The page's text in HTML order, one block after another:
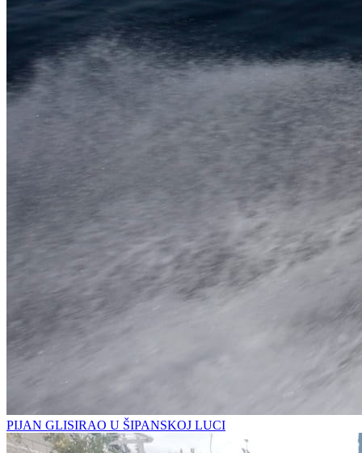
PIJAN GLISIRAO U ŠIPANSKOJ LUCI